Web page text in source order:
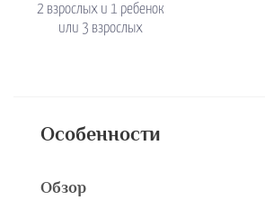
2 взрослых и 1 ребенок
или 3 взрослых
Особенности
Обзор